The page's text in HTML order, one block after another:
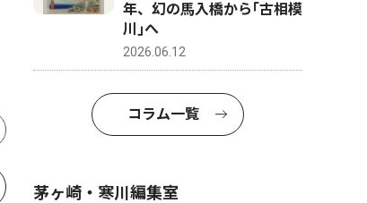
大黒摩季さんが茅ヶ崎にやっ
てくる ８月28日、茅ヶ崎市
民文化会館
茅ヶ崎
か
年、幻の馬入橋から｢古相模
川｣へ
2026.06.12
コラム一覧
茅ヶ崎・寒川編集室